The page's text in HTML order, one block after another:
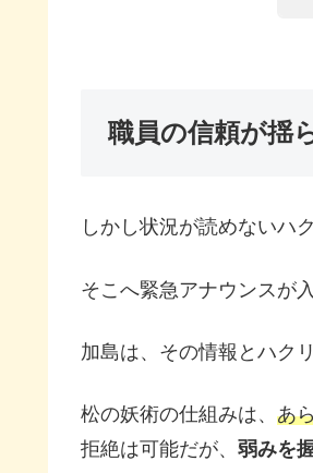
職員の信頼が揺
しかし状況が読めないハ
そこへ緊急アナウンスが
加島は、その情報とハク
松の妖術の仕組みは、 あ
拒絶は可能だが、 弱みを